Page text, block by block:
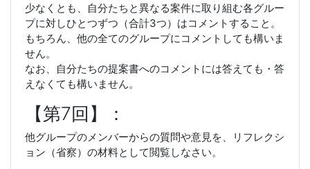
少なくとも、自分たちと異なる案件に取り組む各グルー
プに対しひとつずつ（合計3つ）はコメントすること。
もちろん、他の全てのグループにコメントしても構いま
せん。
なお、自分たちの提案書へのコメントには答えても・答
えなくても構いません。
【第7回】：
他グループのメンバーからの質問や意見を、リフレクシ
ョン（省察）の材料として閲覧しなさい。